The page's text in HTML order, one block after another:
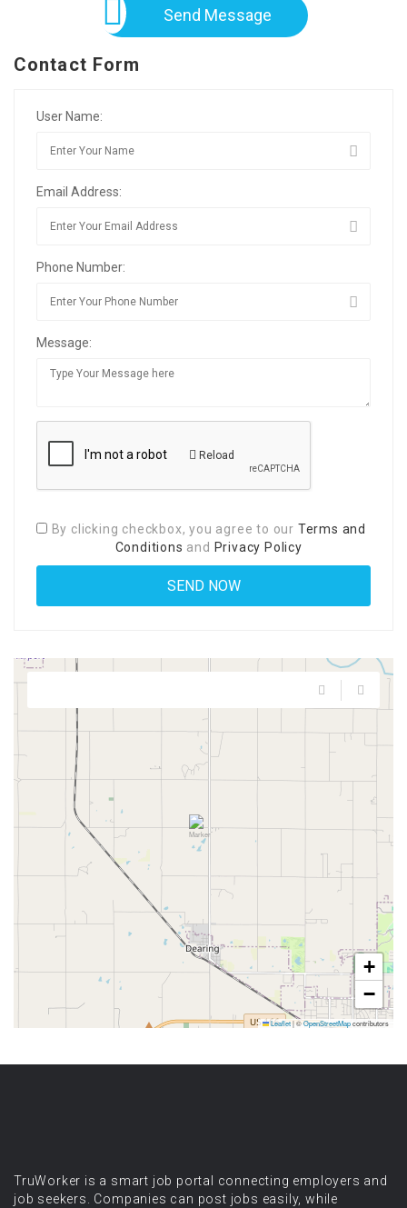
Send Message
Contact Form
User Name:
Email Address:
Phone Number:
Message:
Reload
By clicking checkbox, you agree to our Terms and
Conditions and Privacy Policy
+
−
Leaflet|©OpenStreetMapcontributors
TruWorker is a smart job portal connecting employers and
job seekers. Companies can post jobs easily, while